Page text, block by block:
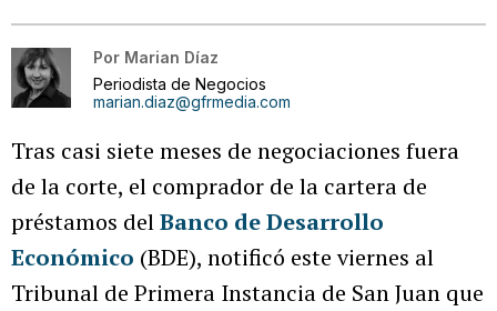
Por Marian Díaz
Periodista de Negocios
marian.diaz@gfrmedia.com
Tras casi siete meses de negociaciones fuera
de la corte, el comprador de la cartera de
préstamos delBanco de Desarrollo
Económico (BDE), notificó este viernes al
Tribunal de Primera Instancia de San Juan que